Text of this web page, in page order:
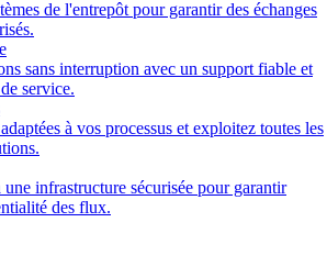
de l'entrepôt pour garantir des échanges
sans interruption avec un support fiable et
service.
à vos processus et exploitez toutes les
infrastructure sécurisée pour garantir
des flux.